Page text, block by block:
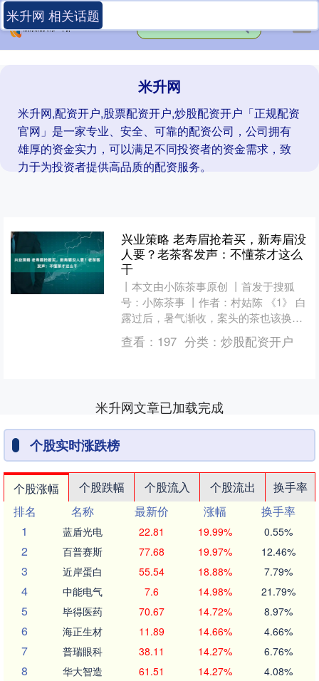
米升网
米升网,配资开户,股票配资开户,炒股配资开户「正规配资
官网」是一家专业、安全、可靠的配资公司，公司拥有
雄厚的资金实力，可以满足不同投资者的资金需求，致
力于为投资者提供高品质的配资服务。
米升网 相关话题
兴业策略 老寿眉抢着买，新寿眉没
人要？老茶客发声：不懂茶才这么
干
丨本文由小陈茶事原创 丨首发于搜狐
号：小陈茶事 丨作者：村姑陈 《1》 白
露过后，暑气渐收，案头的茶也该换一
茬了。 比起春茶的鲜灵、夏茶的浓烈，
秋日常饮的茶，总....
查看： 197 分类： 炒股配资开户
米升网文章已加载完成
个股实时涨跌榜
个股涨幅 个股跌幅 个股流入 个股流出
换手率
排名
名称 最新价 涨幅
换手率
1
蓝盾光电 22.81 19.99% 0.55%
2 百普赛斯 77.68 19.97% 12.46%
3 近岸蛋白 55.54 18.88% 7.79%
4 中能电气 7.6 14.98% 21.79%
5 毕得医药 70.67 14.72% 8.97%
6 海正生材 11.89 14.66% 4.66%
7 普瑞眼科 38.11 14.27% 6.76%
8 华大智造 61.51 14.27% 4.08%